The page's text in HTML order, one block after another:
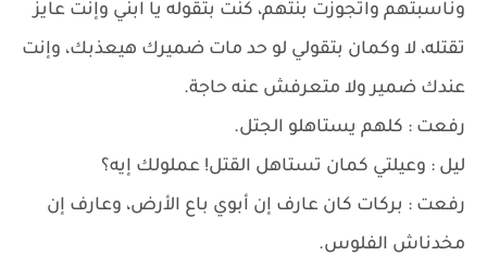
وناسبتهم واتجوزت بنتهم، كنت بتقوله يا ابني وإنت عايز
تقتله، لا وكمان بتقولي لو حد مات ضميرك هيعذبك، وإنت
عندك ضمير ولا متعرفش عنه حاجة.
رفعت : كلهم يستاهلو الجتل.
ليل : وعيلتي كمان تستاهل القتل! عملولك إيه؟
رفعت : بركات كان عارف إن أبوي باع الأرض، وعارف إن
مخدناش الفلوس.